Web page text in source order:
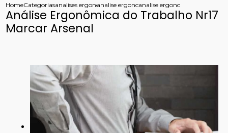
HomeCategoriasanalises ergonomicasanalise ergonomica preliminar
analise ergonomica do
Análise Ergonômica do Trabalho Nr17
Marcar Arsenal